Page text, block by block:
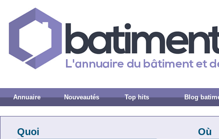
Annuaire Nouveautés Top hits Blog
Quoi Où